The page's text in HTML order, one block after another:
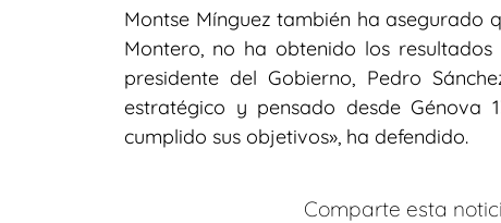
Montse Mínguez también ha asegurado
Montero, no ha obtenido los
presidente del Gobierno, Pedro
estratégico y pensado desde
cumplido sus objetivos», ha defendido.
Comparte esta